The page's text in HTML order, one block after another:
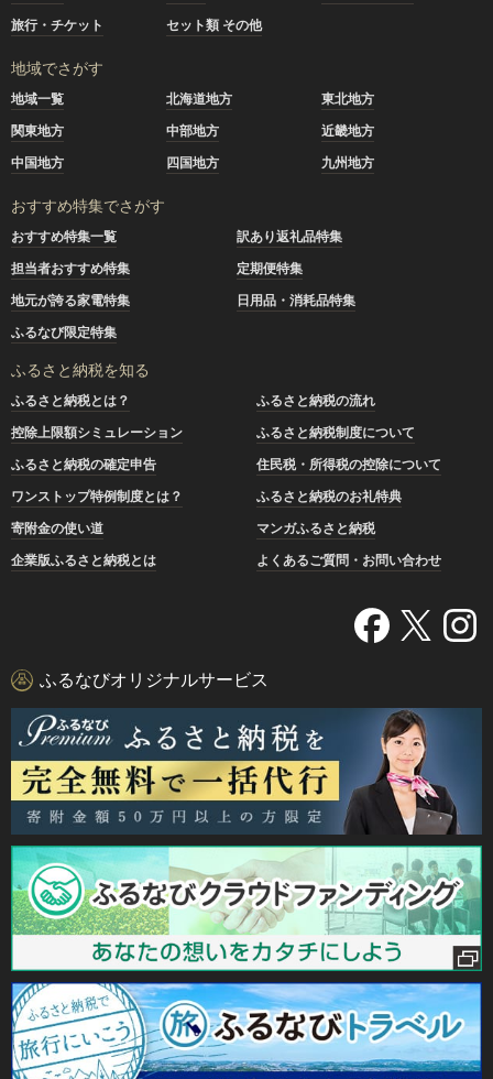
旅行・チケット
セット類 その他
地域でさがす
地域一覧 北海道地方
東北地方
関東地方
中部地方
近畿地方
中国地方
四国地方 九州地方
おすすめ特集でさがす
おすすめ特集一覧
訳あり返礼品特集
担当者おすすめ特集
定期便特集
地元が誇る家電特集
日用品・消耗品特集
ふるなび限定特集
ふるさと納税を知る
ふるさと納税とは？
ふるさと納税の流れ
控除上限額シミュレーション
ふるさと納税制度について
ふるさと納税の確定申告
住民税・所得税の控除について
ワンストップ特例制度とは？
ふるさと納税のお礼特典
寄附金の使い道
マンガふるさと納税
企業版ふるさと納税とは
よくあるご質問・お問い合わせ
ふるなびオリジナルサービス